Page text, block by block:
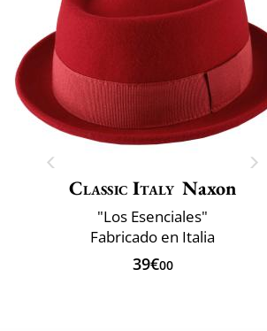
Classic Italy Naxon
"Los Esenciales"
Fabricado en Italia
39€00